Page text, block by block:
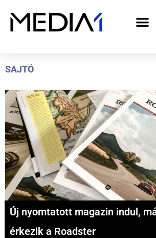
SAJTÓ
Új nyomtatott magazin indul,
érkezik a Roadster